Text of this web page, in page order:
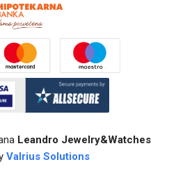
Leandro Jewelry&Watches
Valrius Solutions